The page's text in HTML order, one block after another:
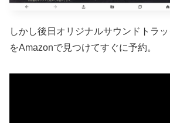
しかし後日オリジナルサウンドトラ
をAmazonで見つけてすぐに予約。